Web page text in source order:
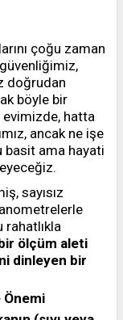
çoğu zaman
doğrudan
böyle bir
evimizde, hatta
ancak ne işe
basit ama hayati
sayısız
rahatlıkla
ölçüm aleti
dinleyen bir
Önemi